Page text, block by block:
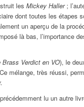
les Mickey Haller ;
dont toutes les étapes
un aperçu de la
là bas, l’importance
Brass Verdict en VO), le
mélange, très réussi,
lu un autre